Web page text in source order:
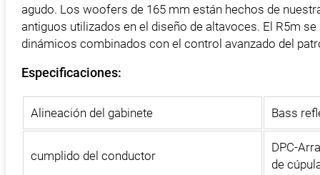
agudo. Los woofers de 165 mm están hechos de
antiguos utilizados en el diseño de altavoces. El R5m
dinámicos combinados con el control avanzado del
Especificaciones:
Alineación del gabinete Bass
cumplido del conductor
DPC-
de